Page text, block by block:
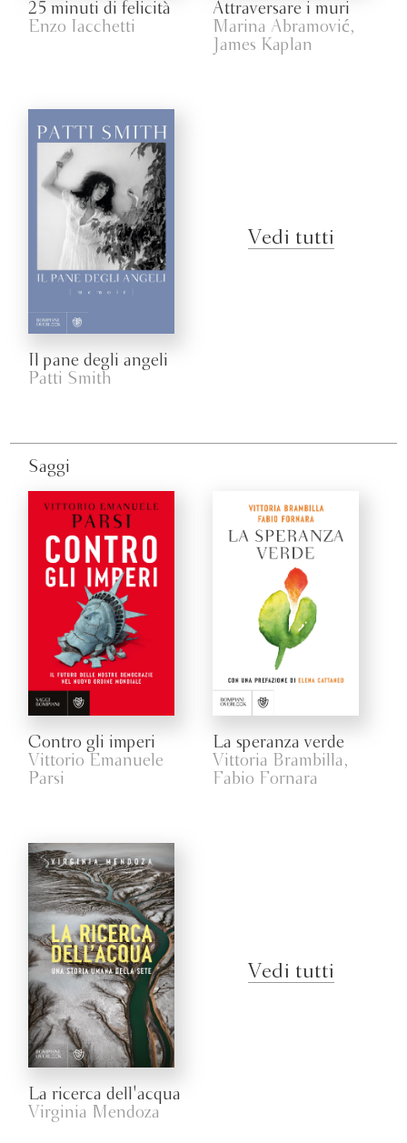
25 minuti di felicità
Enzo Iacchetti
Attraversare i muri
Marina Abramović,
James Kaplan
Il pane degli angeli
Patti Smith
Vedi tutti
Saggi
Contro gli imperi
Vittorio Emanuele
Parsi
La speranza verde
Vittoria Brambilla,
Fabio Fornara
La ricerca dell'acqua
Virginia Mendoza
Vedi tutti